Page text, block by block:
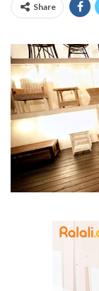
Share